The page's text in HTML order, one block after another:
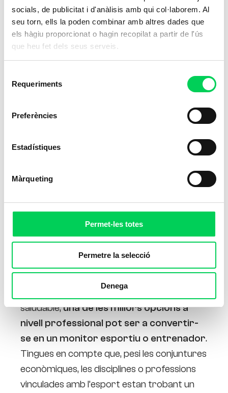
socials, de publicitat i d'anàlisis amb qui col·laborem. Al
seu torn, ells la poden combinar amb altres dades que
els hàgiu proporcionat o hagin recopilat a partir de l'ús
que heu fet dels seus serveis.
Requeriments
Preferències
Estadístiques
Màrqueting
Permet-les totes
Permetre la selecció
Denega
En cas que et defineixis com una persona
interessada en l’activitat física en la vida
saludable,una de les millors opcions a
nivell professional pot ser a convertir-
se en un monitor esportiu o entrenador.
Tingues en compte que, pesi les conjuntures
econòmiques, les disciplines o professions
vinculades amb l’esport estan trobant un